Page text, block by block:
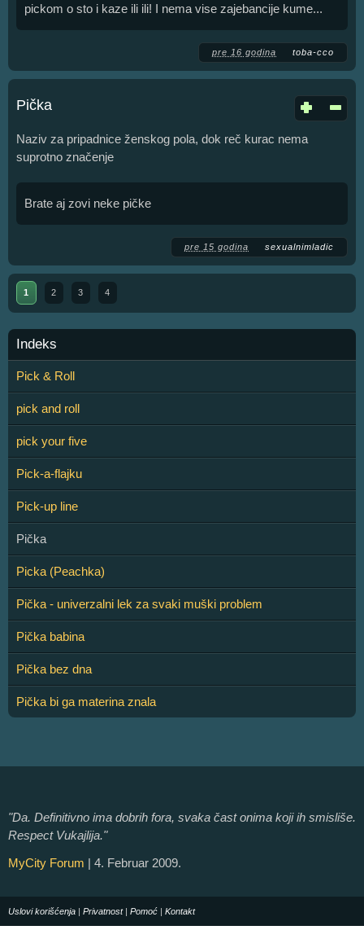
pickom o sto i kaze ili ili! I nema vise zajebancije kume...
pre 16 godina toba-cco
Pička
Naziv za pripadnice ženskog pola, dok reč kurac nema
suprotno značenje
Brate aj zovi neke pičke
pre 15 godina sexualnimladic
1 2 3 4
Indeks
Pick & Roll
pick and roll
pick your five
Pick-a-flajku
Pick-up line
Pička
Picka (Peachka)
Pička - univerzalni lek za svaki muški problem
Pička babina
Pička bez dna
Pička bi ga materina znala
"Da. Definitivno ima dobrih fora, svaka čast onima koji ih smisliše.
Respect Vukajlija."
MyCity Forum | 4. Februar 2009.
Uslovi korišćenja | Privatnost| Pomoć | Kontakt